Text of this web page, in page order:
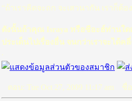
“ถ้าเราคิดจะถก จะเสวนากัน เราก็
ดังนั้นถ้าคุณ Israya หรือชีอะฮ์ท่านใด
ประเด็นไปเรื่องอื่น จนกว่าเราจะไ
.
ตอบ: Tue Oct 27, 2009 11:17 am ชื่